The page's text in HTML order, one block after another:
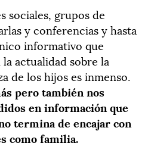
sociales, grupos de
y conferencias y hasta
informativo que
actualidad sobre la
de los hijos es inmenso.
pero también nos
en información que
termina de encajar con
como familia.